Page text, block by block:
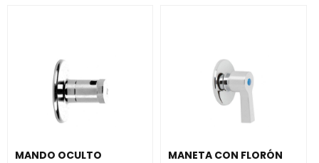
MANDO OCULTO MANETA CON FLORÓN